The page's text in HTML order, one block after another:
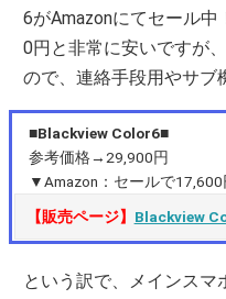
6がAmazonにてセール
0円と非常に安いですが
ので、連絡手段用やサブ
■Blackview Color6■
参考価格→29,900円
▼Amazon：セールで
【販売ページ】 Blackview
という訳で、メインス